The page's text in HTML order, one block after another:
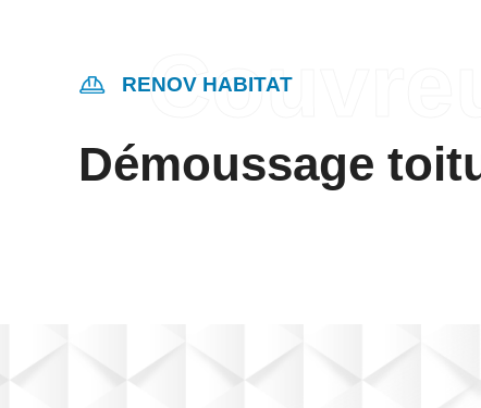
RENOV HABITAT
Démoussage